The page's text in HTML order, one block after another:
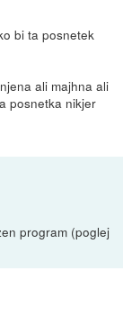
bi ta posnetek
ali majhna ali
posnetka nikjer
program (poglej